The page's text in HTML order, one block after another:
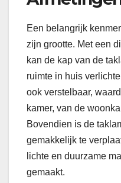
Een belangrijk
zijn grootte. Met een
kan de kap van de
ruimte in huis
ook verstelbaar,
kamer, van de
Bovendien is de
gemakkelijk te
lichte en duurzame
gemaakt.